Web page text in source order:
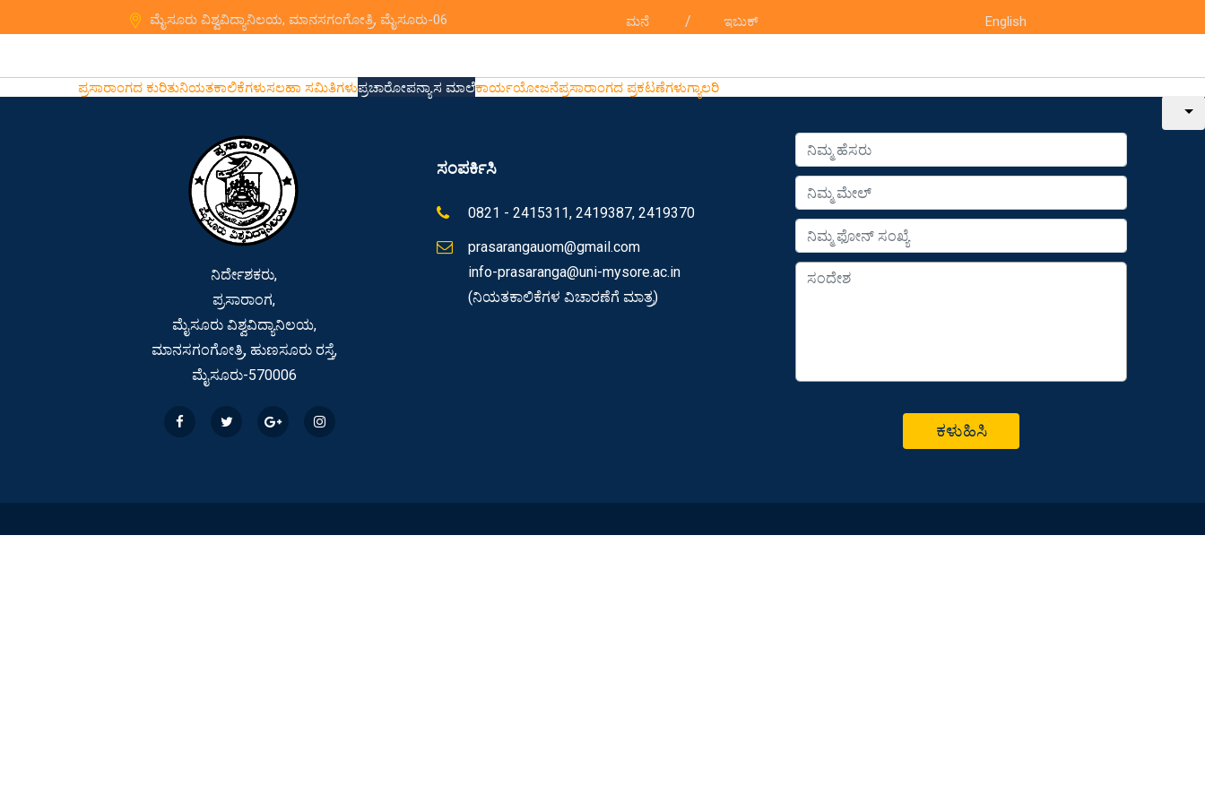
ಮೈಸೂರು ವಿಶ್ವವಿದ್ಯಾನಿಲಯ, ಮಾನಸಗಂಗೋತ್ರಿ, ಮೈಸೂರು-06 ಮನೆ / ಇಬುಕ್ English
ಪ್ರಸಾರಾಂಗದ ಕುರಿತುನಿಯತಕಾಲಿಕೆಗಳುಸಲಹಾ ಸಮಿತಿಗಳುಪ್ರಚಾರೋಪನ್ಯಾಸ ಮಾಲೆಕಾರ್ಯಯೋಜನೆಪ್ರಸಾರಾಂಗದ ಪ್ರಕಟಣೆಗಳುಗ್ಯಾಲರಿ
ನಿರ್ದೇಶಕರು,
ಪ್ರಸಾರಾಂಗ,
ಮೈಸೂರು ವಿಶ್ವವಿದ್ಯಾನಿಲಯ,
ಮಾನಸಗಂಗೋತ್ರಿ, ಹುಣಸೂರು ರಸ್ತೆ,
ಮೈಸೂರು-570006
ಸಂಪರ್ಕಿಸಿ
0821 - 2415311, 2419387, 2419370
prasarangauom@gmail.com
info-prasaranga@uni-mysore.ac.in
(ನಿಯತಕಾಲಿಕೆಗಳ ವಿಚಾರಣೆಗೆ ಮಾತ್ರ)